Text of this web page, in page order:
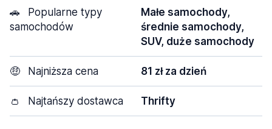
🚗
Popularne typy
samochodów
Małe samochody,
średnie samochody,
SUV, duże samochody
🤑 Najniższa cena 81 zł za dzień
👛 Najtańszy dostawca Thrifty